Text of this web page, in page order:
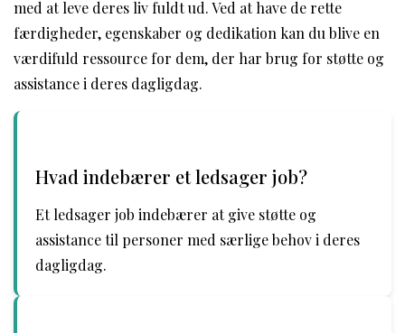
med at leve deres liv fuldt ud. Ved at have de rette
færdigheder, egenskaber og dedikation kan du blive en
værdifuld ressource for dem, der har brug for støtte og
assistance i deres dagligdag.
Hvad indebærer et ledsager job?
Et ledsager job indebærer at give støtte og
assistance til personer med særlige behov i deres
dagligdag.